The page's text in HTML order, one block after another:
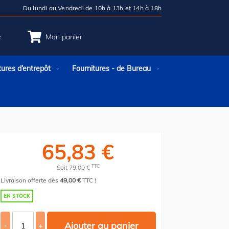
Du lundi au Vendredi de 10h à 13h et 14h à 18h
Mon panier
d’entrepôt Fournitures - de Bureau
65,83 €
Soit 79,00 € TTC
Livraison offerte dès49,00 €TTC !
EN STOCK
- + Ajouter au panier